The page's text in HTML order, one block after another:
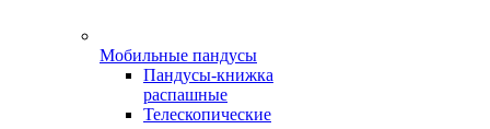
Мобильные пандусы
Пандусы-книжка
распашные
Телескопические